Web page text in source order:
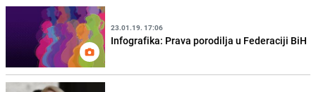
23.01.19. 17:06
Infografika: Prava porodilja u Federaciji BiH